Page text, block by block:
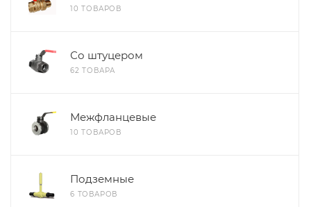
10 ТОВАРОВ
Со штуцером
62 ТОВАРА
Межфланцевые
10 ТОВАРОВ
Подземные
6 ТОВАРОВ